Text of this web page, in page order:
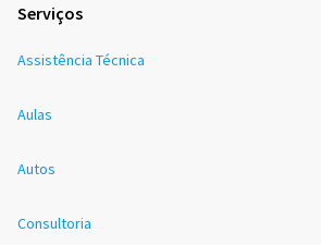
Serviços
Assistência Técnica
Aulas
Autos
Consultoria